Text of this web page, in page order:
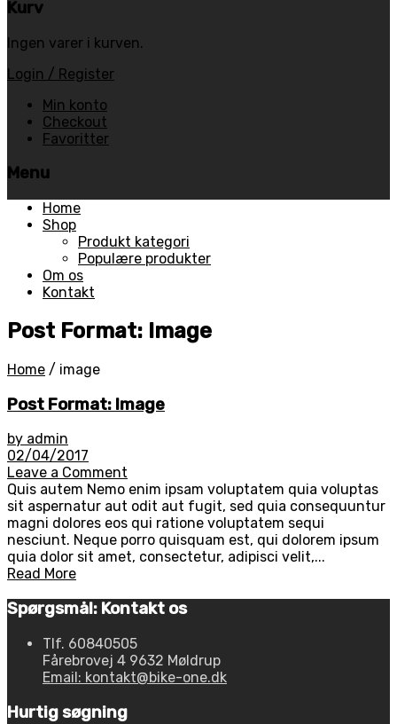
Kurv
Ingen varer i kurven.
Login / Register
Min konto
Checkout
Favoritter
Menu
Skip
Home
Shop
Produkt kategori
Populære produkter
Om os
Kontakt
Post Format: Image
Home / image
Post Format: Image
by admin
02/04/2017
Leave a Comment
Quis autem Nemo enim ipsam voluptatem quia voluptas
sit aspernatur aut odit aut fugit, sed quia consequuntur
magni dolores eos qui ratione voluptatem sequi
nesciunt. Neque porro quisquam est, qui dolorem ipsum
quia dolor sit amet, consectetur, adipisci velit,...
Read More
Spørgsmål: Kontakt os
Tlf. 60840505
Fårebrovej 4 9632 Møldrup
Email: kontakt@bike-one.dk
Hurtig søgning